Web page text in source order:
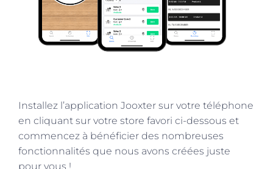
Installez l’application Jooxter sur votre téléphone
en cliquant sur votre store favori ci-dessous et
commencez à bénéficier des nombreuses
fonctionnalités que nous avons créées juste
pour vous !